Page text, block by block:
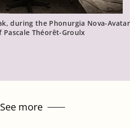
during the Phonurgia Nova-Avatar
Pascale Théorêt-Groulx
See more